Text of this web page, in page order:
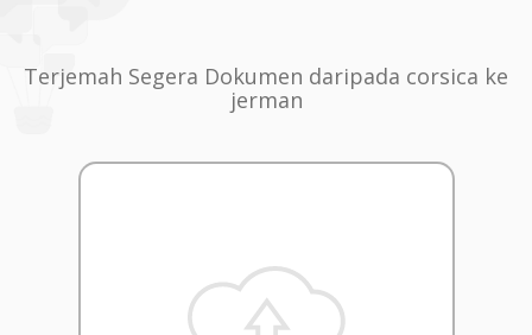
Terjemah Segera Dokumen daripada corsica ke
jerman